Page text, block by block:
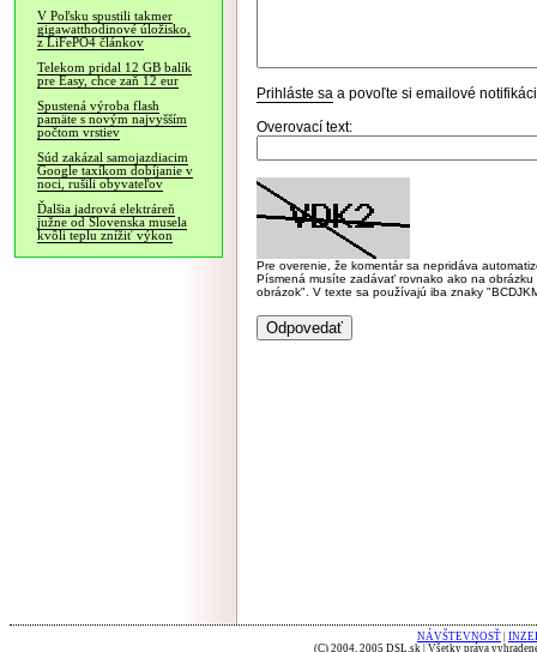
V Poľsku spustili takmer
gigawatthodinové úložisko,
z LiFePO4 článkov
Telekom pridal 12 GB balík
pre Easy, chce zaň 12 eur
Spustená výroba flash
pamäte s novým najvyšším
počtom vrstiev
Súd zakázal samojazdiacim
Google taxíkom dobíjanie v
noci, rušili obyvateľov
Ďalšia jadrová elektráreň
južne od Slovenska musela
kvôli teplu znížiť výkon
Prihláste sa a povoľte si emailové
Overovací text:
Pre overenie, že komentár sa nepridáva
Písmená musíte zadávať rovnako ako na
obrázok". V texte sa používajú iba znaky
NÁVŠTEVNOSŤ
(C) 2004, 2005 DSL.sk | Všetky práva